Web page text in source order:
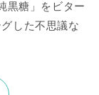
黒糖」をビター
した不思議な